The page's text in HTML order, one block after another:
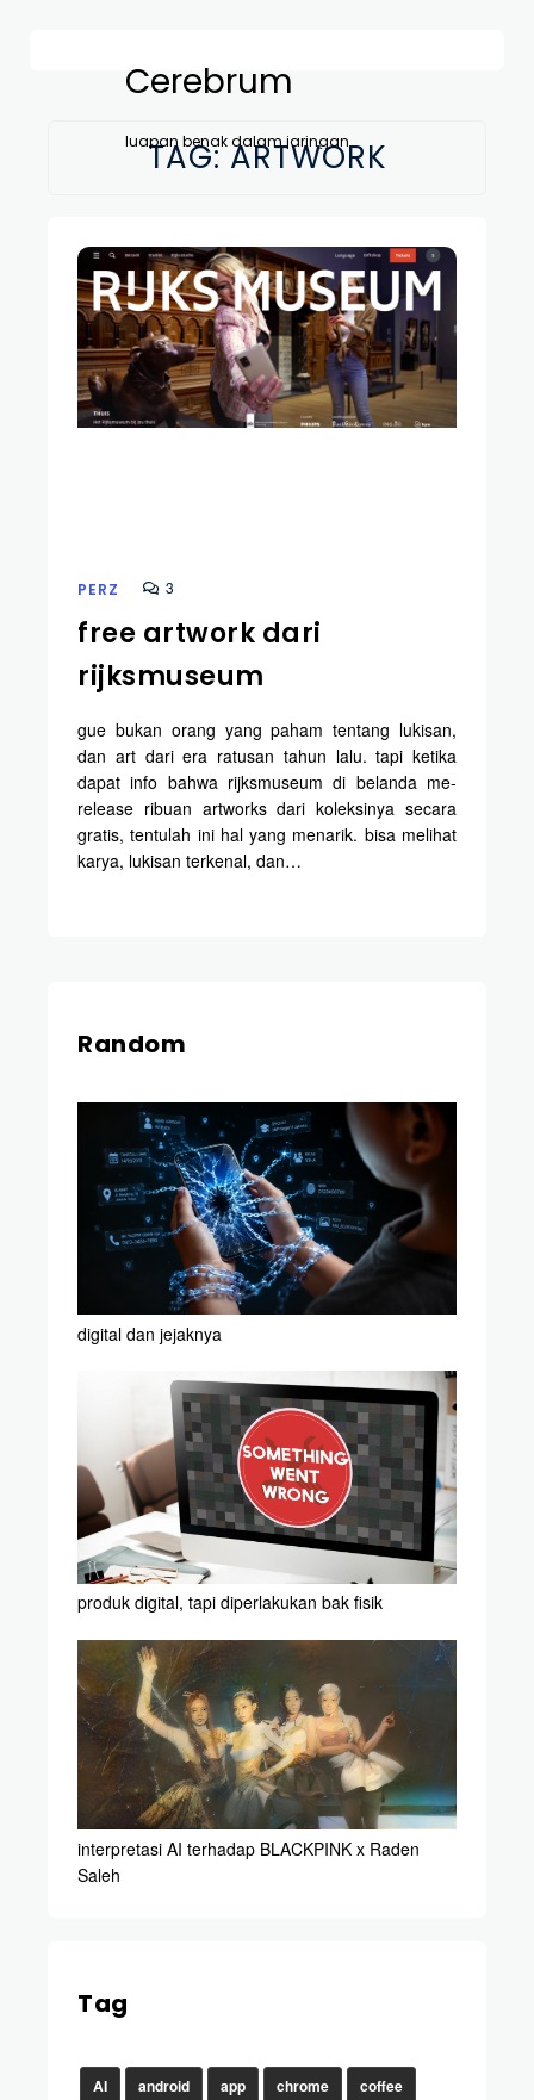
Cerebrum
luapan benak dalam jaringan
TAG:ARTWORK
PERZ 3
free artwork dari
rijksmuseum
gue bukan orang yang paham tentang lukisan,
dan art dari era ratusan tahun lalu. tapi ketika
dapat info bahwa rijksmuseum di belanda me-
release ribuan artworks dari koleksinya secara
gratis, tentulah ini hal yang menarik. bisa melihat
karya, lukisan terkenal, dan…
Random
digital dan jejaknya
produk digital, tapi diperlakukan bak fisik
interpretasi AI terhadap BLACKPINK x Raden
Saleh
Tag
AI android app chrome coffee